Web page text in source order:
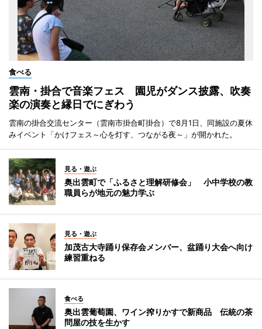
食べる
雲南・掛合で音楽フェス 園児がダンス披露、吹奏
楽の演奏と縁日でにぎわう
雲南の掛合交流センター（雲南市掛合町掛合）で8月1日、同施設の夏休
みイベント「かけフェス～心を灯す、つながる夜～」が開かれた。
見る・遊ぶ
奥出雲町で「ふるさと理解研修会」 小中学校の教
職員らが地元の魅力学ぶ
見る・遊ぶ
加茂古大寺踊り保存会メンバー、盆踊り大会へ向け
練習重ねる
食べる
奥出雲葡萄園、ワイン搾りかすで新商品 伝統の茶
問屋の技を生かす